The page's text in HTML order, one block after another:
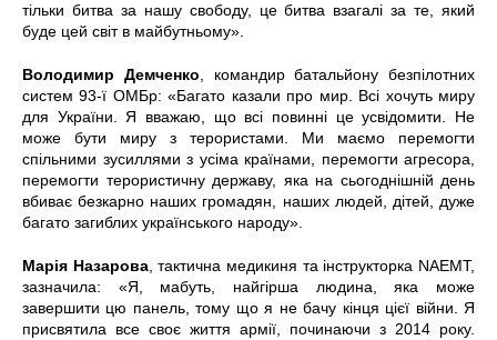
тільки битва за нашу свободу, це битва взагалі за те, який
буде цей світ в майбутньому».
Володимир Демченко , командир батальйону безпілотних
систем 93-ї ОМБр: «Багато казали про мир. Всі хочуть миру
для України. Я вважаю, що всі повинні це усвідомити. Не
може бути миру з терористами. Ми маємо перемогти
спільними зусиллями з усіма країнами, перемогти агресора,
перемогти терористичну державу, яка на сьогоднішній день
вбиває безкарно наших громадян, наших людей, дітей, дуже
багато загиблих українського народу».
Марія Назарова, тактична медикиня та інструкторка NAEMT,
зазначила: «Я, мабуть, найгірша людина, яка може
завершити цю панель, тому що я не бачу кінця цієї війни. Я
присвятила все своє життя армії, починаючи з 2014 року.